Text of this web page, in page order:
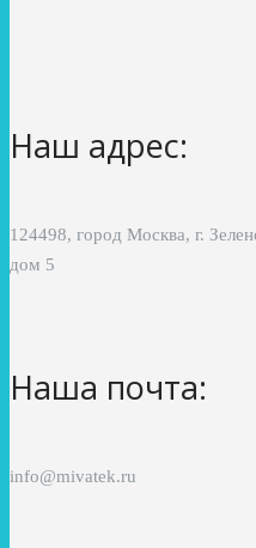
Наш адрес:
124498, город Москва, г.
дом 5
Наша почта:
info@mivatek.ru